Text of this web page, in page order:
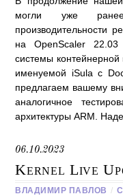
могли уже ранее
производительности
на OpenScaler
системы
именуемой iSula с
предлагаем вашему
аналогичное
архитектуры ARM.
06.10.2023
Kernel Live
ВЛАДИМИР ПАВЛОВ /